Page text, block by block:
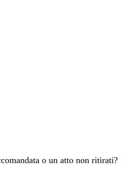
o un atto non ritirati?